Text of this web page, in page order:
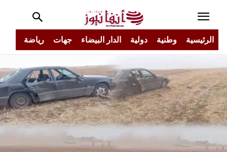
الرئيسية وطنية دولية الدار البيضاء جهات رياضة